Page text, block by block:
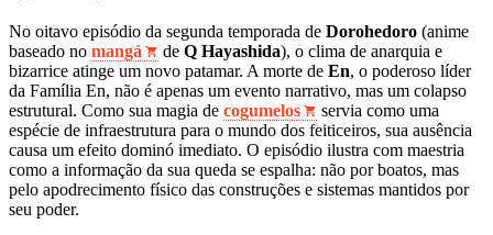
No oitavo episódio da segunda temporada de Dorohedoro (anime
baseado no mangá de Q Hayashida), o clima de anarquia e
bizarrice atinge um novo patamar. A morte de En, o poderoso líder
da Família En, não é apenas um evento narrativo, mas um colapso
estrutural. Como sua magia de cogumelos
servia como uma
espécie de infraestrutura para o mundo dos feiticeiros, sua ausência
causa um efeito dominó imediato. O episódio ilustra com maestria
como a informação da sua queda se espalha: não por boatos, mas
pelo apodrecimento físico das construções e sistemas mantidos por
seu poder.